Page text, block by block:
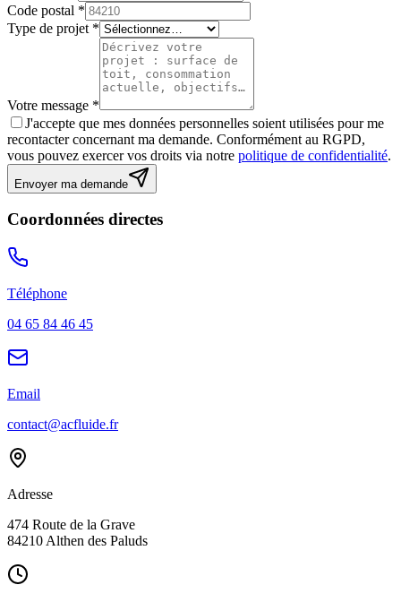
Code postal *
Type de projet *
Votre message *
J'accepte que mes données personnelles soient utilisées pour me
recontacter concernant ma demande. Conformément au RGPD,
vous pouvez exercer vos droits via notre politique de confidentialité.
Envoyer ma demande
Coordonnées directes
Téléphone
04 65 84 46 45
Email
contact@acfluide.fr
Adresse
474 Route de la Grave
84210 Althen des Paluds